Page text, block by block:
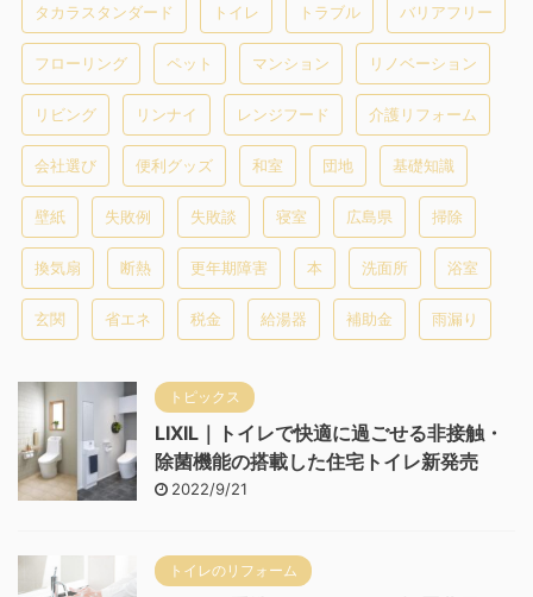
タカラスタンダード トイレ トラブル バリアフリー
フローリング ペット マンション リノベーション
リビング リンナイ レンジフード 介護リフォーム
会社選び 便利グッズ 和室 団地 基礎知識
壁紙 失敗例 失敗談 寝室 広島県 掃除
換気扇 断熱 更年期障害 本 洗面所 浴室
玄関 省エネ 税金 給湯器 補助金 雨漏り
トピックス
LIXIL｜トイレで快適に過ごせる非接触・
除菌機能の搭載した住宅トイレ新発売
2022/9/21
トイレのリフォーム